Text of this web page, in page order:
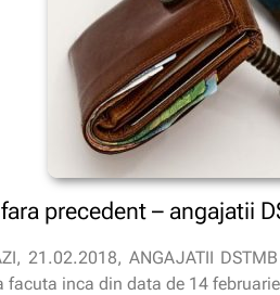
precedent – angajatii
21.02.2018, ANGAJATII
facuta inca din data de 14